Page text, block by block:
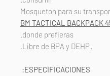
BM TACTICAL BACKPACK
donde prefieras.
· Libre de BPA y DEHP.
ESPECIFICACIONES: